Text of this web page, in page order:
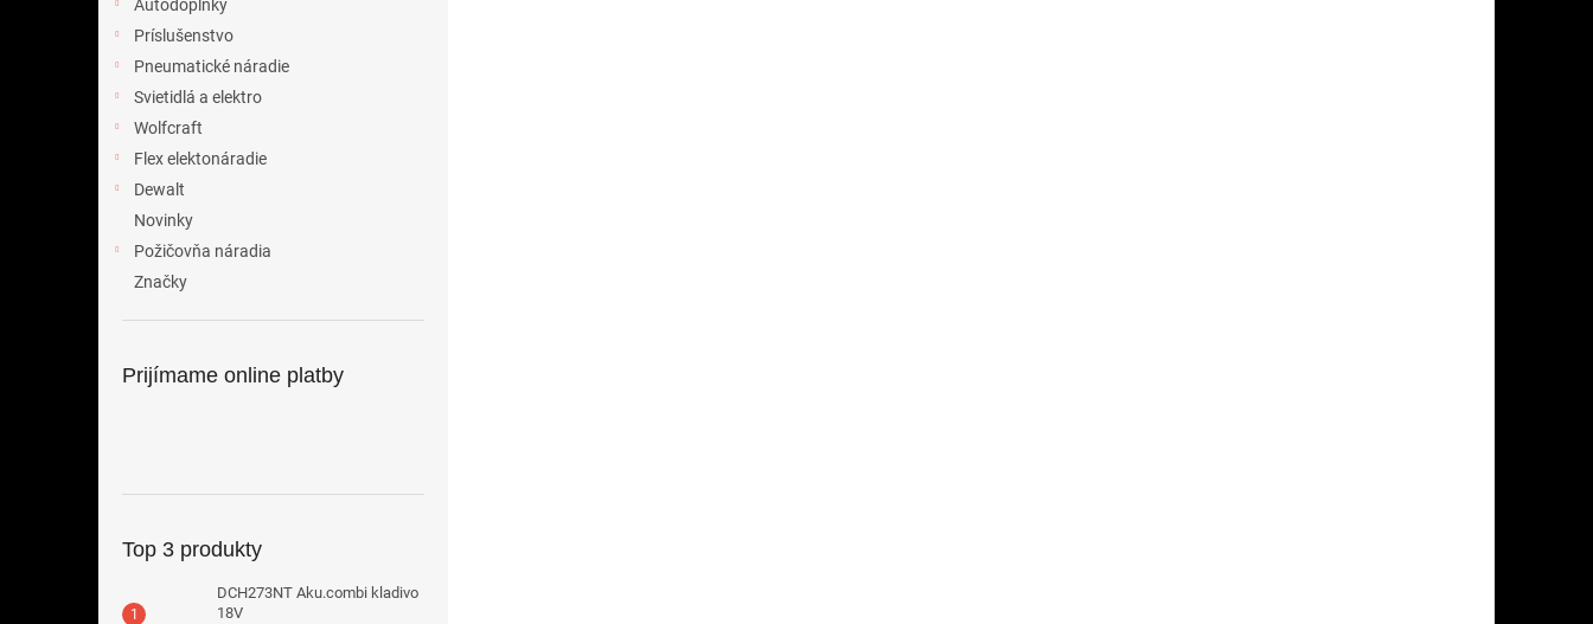
Autodoplnky
Príslušenstvo
Pneumatické náradie
Svietidlá a elektro
Wolfcraft
Flex elektonáradie
Dewalt
Novinky
Požičovňa náradia
Značky
Prijímame online platby
Top 3 produkty
DCH273NT Aku.combi kladivo
18V